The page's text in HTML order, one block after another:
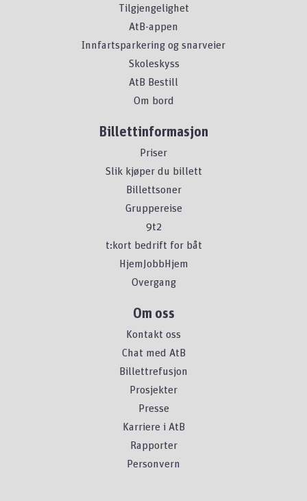
Tilgjengelighet
AtB-appen
Innfartsparkering og snarveier
Skoleskyss
AtB Bestill
Om bord
Billettinformasjon
Priser
Slik kjøper du billett
Billettsoner
Gruppereise
9t2
t:kort bedrift for båt
HjemJobbHjem
Overgang
Om oss
Kontakt oss
Chat med AtB
Billettrefusjon
Prosjekter
Presse
Karriere i AtB
Rapporter
Personvern